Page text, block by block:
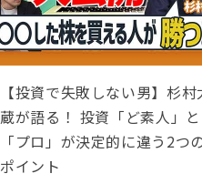
【投資で失敗しない男】杉村
蔵が語る！ 投資「ど素人」と
「プロ」が決定的に違う2つ
ポイント